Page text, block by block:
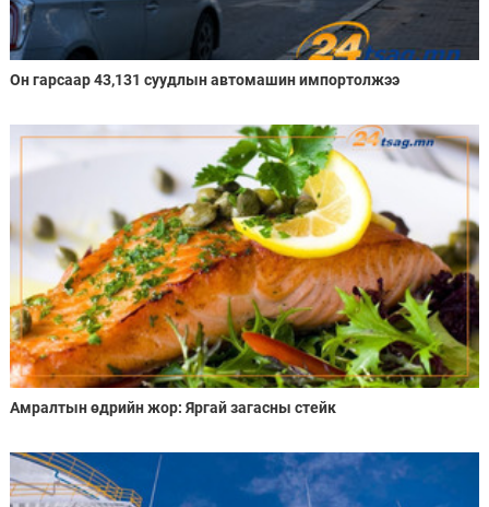
Он гарсаар 43,131 суудлын автомашин импортолжээ
Амралтын өдрийн жор: Яргай загасны стейк